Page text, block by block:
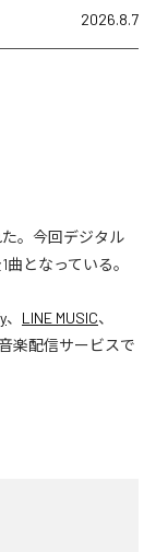
2026.8.7
た。今回デジタル
曲となっている。
、 LINE MUSIC、
楽配信サービスで